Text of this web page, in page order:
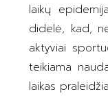
laikų
didelė, kad,
aktyviai
teikiama
laikas